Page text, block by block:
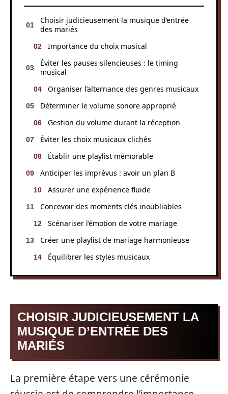
Choisir judicieusement la musique d’entrée
des mariés
Importance du choix musical
Éviter les pauses silencieuses : le timing
musical
Organiser l’alternance des genres musicaux
Déterminer le volume sonore approprié
Gestion du volume durant la réception
Éviter les choix musicaux clichés
Établir une playlist mémorable
Anticiper les imprévus : avoir un plan B
Assurer une expérience fluide
Concevoir des moments clés inoubliables
Scénariser l’émotion de votre mariage
Créer une playlist de mariage harmonieuse
Équilibrer les styles musicaux
CHOISIR JUDICIEUSEMENT LA
MUSIQUE D’ENTRÉE DES
MARIÉS
La première étape vers une cérémonie